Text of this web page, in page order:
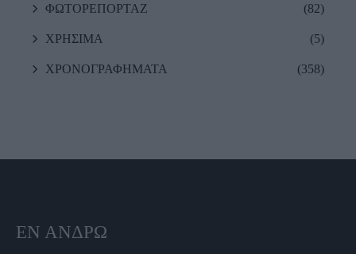
ΦΩΤΟΡΕΠΟΡΤΑΖ (82)
ΧΡΗΣΙΜΑ (5)
ΧΡΟΝΟΓΡΑΦΗΜΑΤΑ (358)
ΕΝ ΆΝΔΡΩ